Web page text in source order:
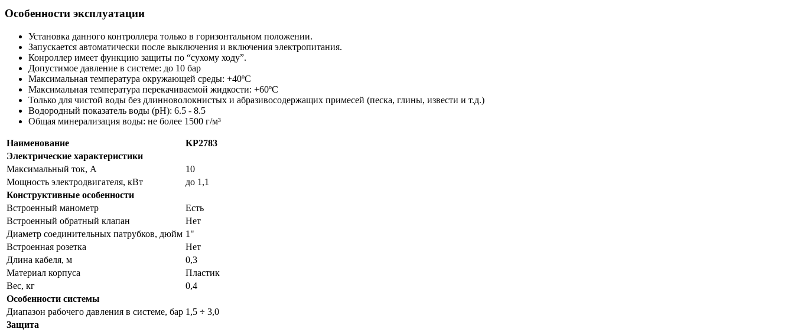
Особенности эксплуатации
Установка данного контроллера только в горизонтальном положении.
Запускается автоматически после выключения и включения электропитания.
Конроллер имеет функцию защиты по “сухому ходу”.
Допустимое давление в системе: до 10 бар
Максимальная температура окружающей среды: +40ºС
Максимальная температура перекачиваемой жидкости: +60ºС
Только для чистой воды без длинноволокнистых и абразивосодержащих примесей (песка, глины, извести и т.д.)
Водородный показатель воды (pH): 6.5 - 8.5
Общая минерализация воды: не более 1500 г/м³
Наименование
KP2783
Электрические характеристики
Максимальный ток, А
10
Мощность электродвигателя, кВт
до 1,1
Конструктивные особенности
Встроенный манометр
Есть
Встроенный обратный клапан
Нет
Диаметр соединительных патрубков, дюйм 1"
Встроенная розетка
Нет
Длина кабеля, м
0,3
Материал корпуса
Пластик
Вес, кг
0,4
Особенности системы
Диапазон рабочего давления в системе, бар 1,5 ÷ 3,0
Защита